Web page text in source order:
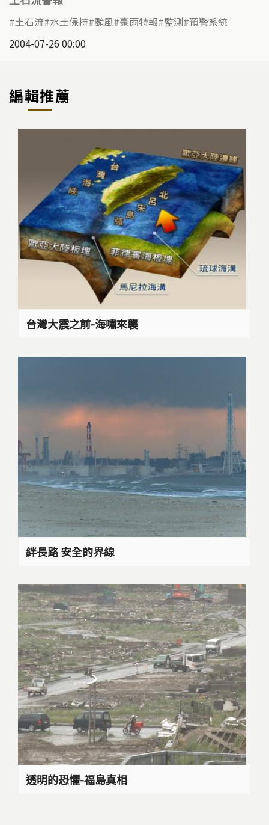
土石流 水土保持 颱風 豪雨特報 監測 預警系統
2004-07-26 00:00
編輯推薦
台灣大震之前-海嘯來襲
絆長路 安全的界線
透明的恐懼-福島真相